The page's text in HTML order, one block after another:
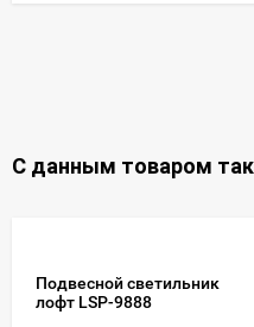
С данным товаром
Подвесной светильник
лофт LSP-9888